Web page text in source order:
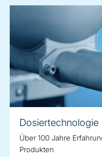
Dosiertechnologie
Über 100 Jahre
Produkten